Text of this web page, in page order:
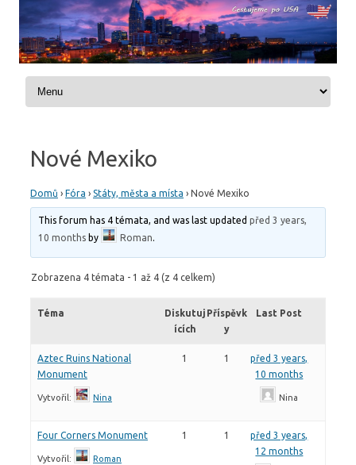
Skip to content
Nové Mexiko
Domů › Fóra › Státy, města a místa › Nové Mexiko
This forum has 4 témata, and was last updatedpřed 3 years,
10 months by Roman.
Zobrazena 4 témata - 1 až 4 (z 4 celkem)
Téma
Diskutuj
ících
Příspěvk
y
Last Post
Aztec Ruins National
Monument
Vytvořil: Nina
1 1
před 3 years,
10 months
Nina
Four Corners Monument
Vytvořil: Roman
1 1
před 3 years,
12 months